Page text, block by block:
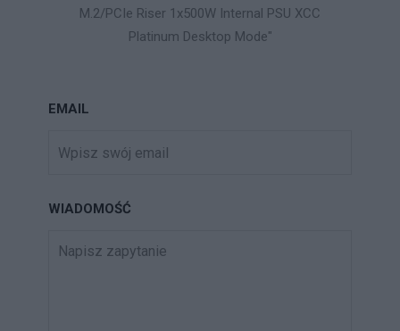
M.2/PCIe Riser 1x500W Internal PSU XCC
Platinum Desktop Mode"
EMAIL
WIADOMOŚĆ